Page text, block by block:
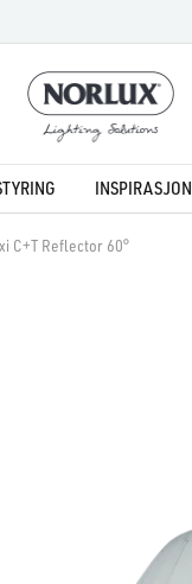
INSPIRASJON
C+T Reflector 60°